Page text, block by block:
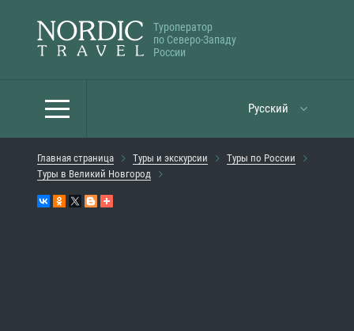
Туроператор
по Северо-Западу
России
Русский
Главная страница Туры и экскурсии
Туры по России
Туры в Великий Новгород